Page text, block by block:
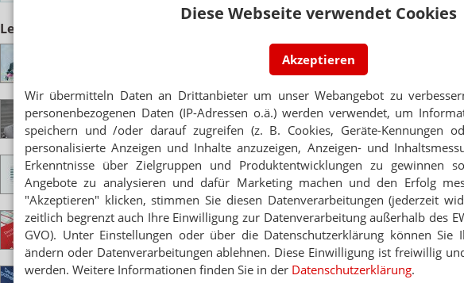
Diese Webseite verwendet Cookies
Akzeptieren
Wir übermitteln Daten an Drittanbieter um unser Webangebot zu
personenbezogenen Daten (IP-Adressen o.ä.) werden verwendet, um
speichern und /oder darauf zugreifen (z. B. Cookies, Geräte-Kennungen
personalisierte Anzeigen und Inhalte anzuzeigen, Anzeigen- und
Erkenntnisse über Zielgruppen und Produktentwicklungen zu gewinnen
Angebote zu analysieren und dafür Marketing machen und den Erfolg
"Akzeptieren" klicken, stimmen Sie diesen Datenverarbeitungen (jederzeit
zeitlich begrenzt auch Ihre Einwilligung zur Datenverarbeitung außerhalb des
GVO). Unter Einstellungen oder über die Datenschutzerklärung können Sie
ändern oder Datenverarbeitungen ablehnen. Diese Einwilligung ist freiwillig
werden. Weitere Informationen finden Sie in der Datenschutzerklärung.
Lesen Sie auch
AM-VSG
Rx-Versandverbot: Gröhe weicht aus
APOTHEKE ADHOC UMFRAGE
Kommt ein Rx-Versandverbot? Nein.
RX-VERSANDVERBOT
Gröhe bleiben 9½ Wochen
KOMMENTAR
E-MAIL